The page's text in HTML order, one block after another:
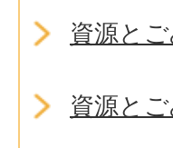
資源と
資源と